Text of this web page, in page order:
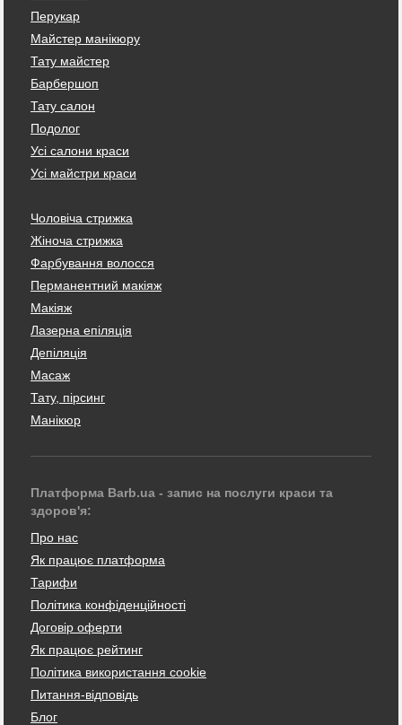
Перукар
Майстер манікюру
Тату майстер
Барбершоп
Тату салон
Подолог
Усі салони краси
Усі майстри краси
Чоловіча стрижка
Жіноча стрижка
Фарбування волосся
Перманентний макіяж
Макіяж
Лазерна епіляція
Депіляція
Масаж
Тату, пірсинг
Манікюр
Платформа Barb.ua - запис на послуги краси та
здоров'я:
Про нас
Як працює платформа
Тарифи
Політика конфіденційності
Договір оферти
Як працює рейтинг
Політика використання cookie
Питання-відповідь
Блог